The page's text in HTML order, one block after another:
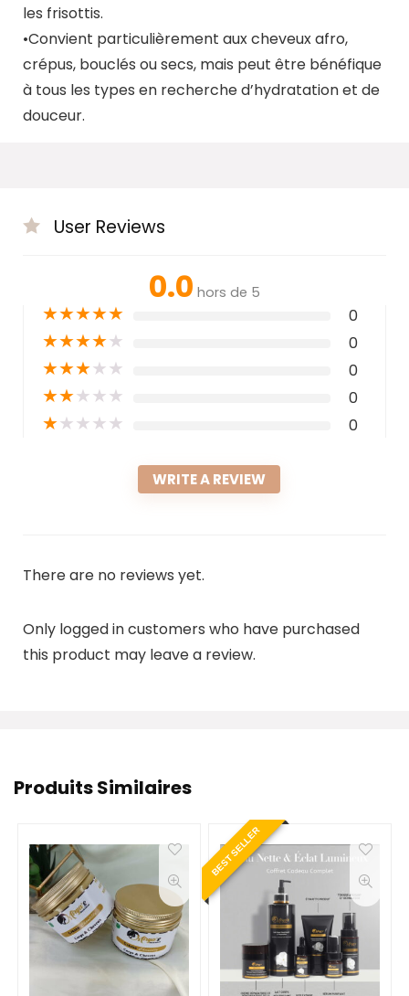
les frisottis.
•Convient particulièrement aux cheveux afro,
crépus, bouclés ou secs, mais peut être bénéfique
à tous les types en recherche d’hydratation et de
douceur.
User Reviews
0.0 hors de 5
★★★★★ 0
★★★★★ 0
★★★★★ 0
★★★★★ 0
★★★★★ 0
WRITE A REVIEW
There are no reviews yet.
Only logged in customers who have purchased
this product may leave a review.
Produits Similaires
BEST SELLER